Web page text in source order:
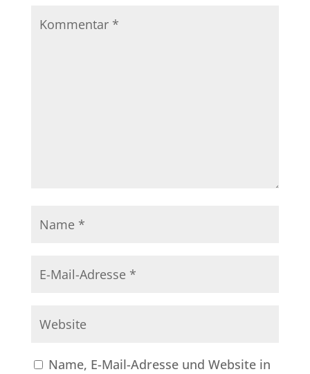
Name, E-Mail-Adresse und Website in